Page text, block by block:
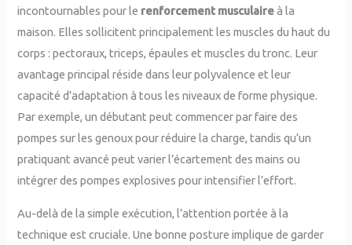
incontournables pour le renforcement musculaireà la
maison. Elles sollicitent principalement les muscles du haut du
corps : pectoraux, triceps, épaules et muscles du tronc. Leur
avantage principal réside dans leur polyvalence et leur
capacité d’adaptation à tous les niveaux de forme physique.
Par exemple, un débutant peut commencer par faire des
pompes sur les genoux pour réduire la charge, tandis qu’un
pratiquant avancé peut varier l’écartement des mains ou
intégrer des pompes explosives pour intensifier l’effort.
Au-delà de la simple exécution, l’attention portée à la
technique est cruciale. Une bonne posture implique de garder